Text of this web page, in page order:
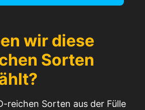
wir diese
Sorten
reichen Sorten aus der Fülle